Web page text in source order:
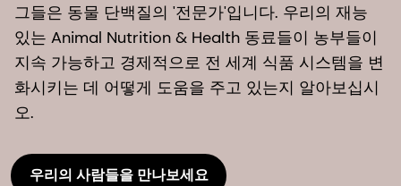
그들은 동물 단백질의 '전문가'입니다. 우리의 재능
있는 Animal Nutrition & Health 동료들이 농부들이
지속 가능하고 경제적으로 전 세계 식품 시스템을 변
화시키는 데 어떻게 도움을 주고 있는지 알아보십시
오.
우리의 사람들을 만나보세요